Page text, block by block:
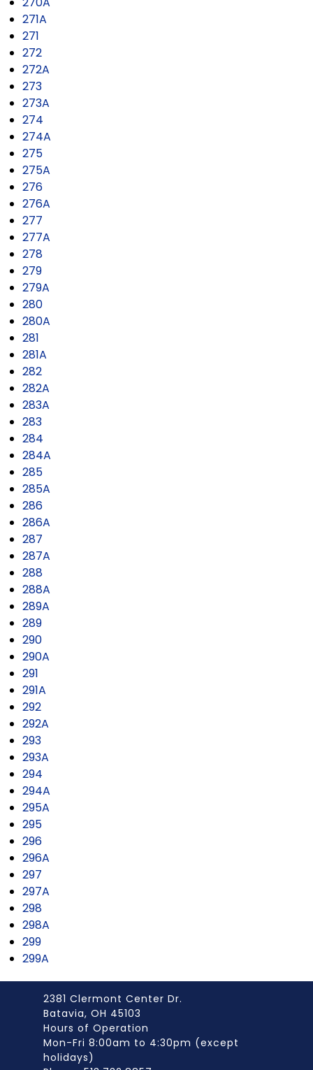
271A
271
272
272A
273
273A
274
274A
275
275A
276
276A
277
277A
278
279
279A
280
280A
281
281A
282
282A
283A
283
284
284A
285
285A
286
286A
287
287A
288
288A
289A
289
290
290A
291
291A
292
292A
293
293A
294
294A
295A
295
296
296A
297
297A
298
298A
299
299A
2381 Clermont Center Dr.
Batavia, OH 45103
Hours of Operation
Mon-Fri 8:00am to 4:30pm (except
holidays)